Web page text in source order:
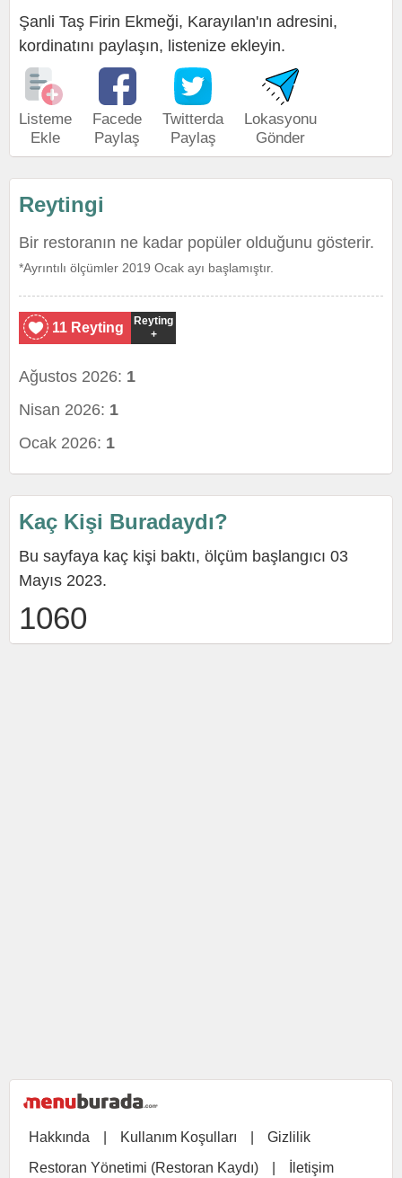
Şanli Taş Firin Ekmeği, Karayılan'ın adresini,
kordinatını paylaşın, listenize ekleyin.
Listeme
Ekle
Facede
Paylaş
Twitterda
Paylaş
Lokasyonu
Gönder
Reytingi
Bir restoranın ne kadar popüler olduğunu gösterir.
*Ayrıntılı ölçümler 2019 Ocak ayı başlamıştır.
11 Reyting
Reyting
+
Ağustos 2026: 1
Nisan 2026: 1
Ocak 2026: 1
Kaç Kişi Buradaydı?
Bu sayfaya kaç kişi baktı, ölçüm başlangıcı 03
Mayıs 2023.
1060
Hakkında Kullanım Koşulları
Gizlilik
Restoran Yönetimi (Restoran Kaydı)
İletişim